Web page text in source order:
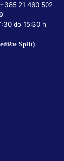
+385 21 460 502
do 15:30 h
Split)